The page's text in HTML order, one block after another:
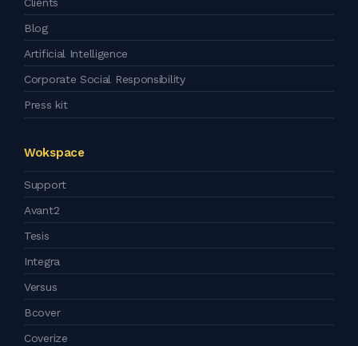
Blog
Artificial Intelligence
Corporate Social Responsibility
Press kit
Wokspace
Support
Avant2
Tesis
Integra
Versus
Bcover
Coverize